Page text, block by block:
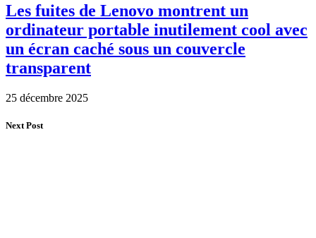
Les fuites de Lenovo montrent un
ordinateur portable inutilement cool avec
un écran caché sous un couvercle
transparent
25 décembre 2025
Next Post